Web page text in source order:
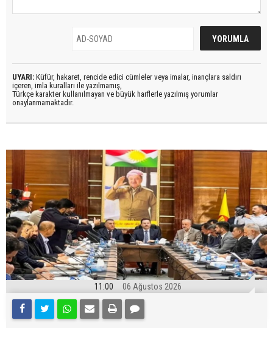
UYARI: Küfür, hakaret, rencide edici cümleler veya imalar, inançlara saldırı
içeren, imla kuralları ile yazılmamış,
Türkçe karakter kullanılmayan ve büyük harflerle yazılmış yorumlar
onaylanmamaktadır.
11:00 06 Ağustos 2026